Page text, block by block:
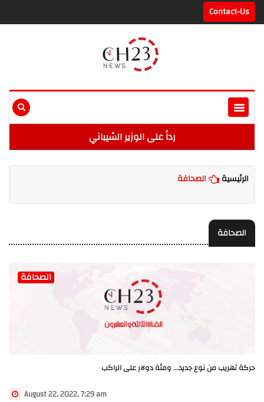
Contact-Us
رداً على الوزير الشيباني
الرئيسية الصحافة
الصحافة
الصحافة
حركة تهريب من نوع جديد... ومئة دولار على الراكب
August 22, 2022, 7:29 am